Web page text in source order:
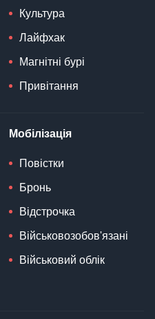
Культура
Лайфхак
Магнітні бурі
Привітання
Мобілізація
Повістки
Бронь
Відстрочка
Військовозобов'язані
Військовий облік